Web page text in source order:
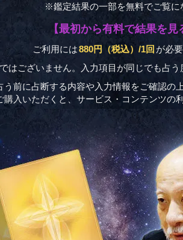
※鑑定結果の一部を無料でご覧に
【最初から有料で結果を見
ご利用には880円（税込）/1回 が必
はございません。入力項目が同じでも占
う前に占断する内容や入力情報をご確認の
購入いただくと、サービス・コンテンツの